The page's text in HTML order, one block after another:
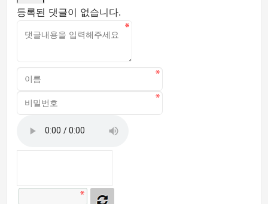
등록된 댓글이 없습니다.